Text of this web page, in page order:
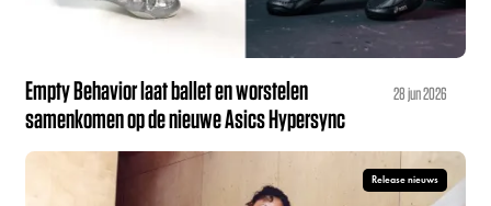
Empty Behavior laat ballet en worstelen
samenkomen op de nieuwe Asics Hypersync
28 jun 2026
Release nieuws